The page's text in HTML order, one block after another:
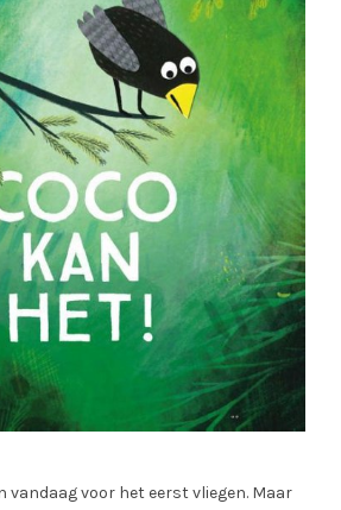
vandaag voor het eerst vliegen. Maar